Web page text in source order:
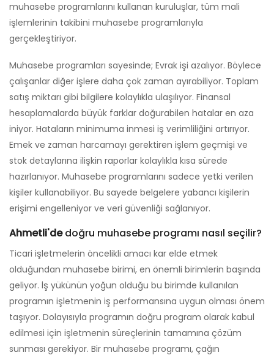
muhasebe programlarını kullanan kuruluşlar, tüm mali
işlemlerinin takibini muhasebe programlarıyla
gerçekleştiriyor.
Muhasebe programları sayesinde; Evrak işi azalıyor. Böylece
çalışanlar diğer işlere daha çok zaman ayırabiliyor. Toplam
satış miktarı gibi bilgilere kolaylıkla ulaşılıyor. Finansal
hesaplamalarda büyük farklar doğurabilen hatalar en aza
iniyor. Hataların minimuma inmesi iş verimliliğini artırıyor.
Emek ve zaman harcamayı gerektiren işlem geçmişi ve
stok detaylarına ilişkin raporlar kolaylıkla kısa sürede
hazırlanıyor. Muhasebe programlarını sadece yetki verilen
kişiler kullanabiliyor. Bu sayede belgelere yabancı kişilerin
erişimi engelleniyor ve veri güvenliği sağlanıyor.
Ahmetli'dedoğru muhasebe programı nasıl seçilir?
Ticari işletmelerin öncelikli amacı kar elde etmek
olduğundan muhasebe birimi, en önemli birimlerin başında
geliyor. İş yükünün yoğun olduğu bu birimde kullanılan
programın işletmenin iş performansına uygun olması önem
taşıyor. Dolayısıyla programın doğru program olarak kabul
edilmesi için işletmenin süreçlerinin tamamına çözüm
sunması gerekiyor. Bir muhasebe programı, çağın